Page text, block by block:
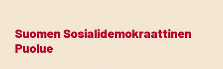
Suomen Sosialidemokraattinen
Puolue